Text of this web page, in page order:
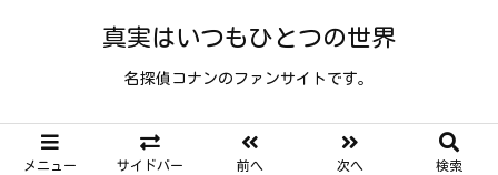
真実はいつもひとつの世界
名探偵コナンのファンサイトです。
メニュー サイドバー 前へ 次へ 検索